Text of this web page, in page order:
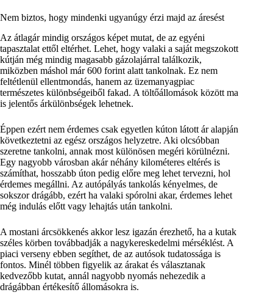
Nem biztos, hogy mindenki ugyanúgy érzi majd az áresést
Az átlagár mindig országos képet mutat, de az egyéni
tapasztalat ettől eltérhet. Lehet, hogy valaki a saját megszokott
kútján még mindig magasabb gázolajárral találkozik,
miközben máshol már 600 forint alatt tankolnak. Ez nem
feltétlenül ellentmondás, hanem az üzemanyagpiac
természetes különbségeiből fakad. A töltőállomások között ma
is jelentős árkülönbségek lehetnek.
Éppen ezért nem érdemes csak egyetlen kúton látott ár alapján
következtetni az egész országos helyzetre. Aki olcsóbban
szeretne tankolni, annak most különösen megéri körülnézni.
Egy nagyobb városban akár néhány kilométeres eltérés is
számíthat, hosszabb úton pedig előre meg lehet tervezni, hol
érdemes megállni. Az autópályás tankolás kényelmes, de
sokszor drágább, ezért ha valaki spórolni akar, érdemes lehet
még indulás előtt vagy lehajtás után tankolni.
A mostani árcsökkenés akkor lesz igazán érezhető, ha a kutak
széles körben továbbadják a nagykereskedelmi mérséklést. A
piaci verseny ebben segíthet, de az autósok tudatossága is
fontos. Minél többen figyelik az árakat és választanak
kedvezőbb kutat, annál nagyobb nyomás nehezedik a
drágábban értékesítő állomásokra is.